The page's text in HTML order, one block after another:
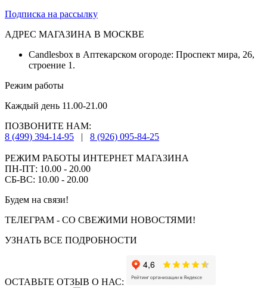
Подписка на рассылку
АДРЕС МАГАЗИНА В МОСКВЕ
Candlesbox в Аптекарском огороде: Проспект мира, 26,
строение 1.
Режим работы
Каждый день 11.00-21.00
ПОЗВОНИТЕ НАМ:
8 (499) 394-14-95
| 8 (926) 095-84-25
РЕЖИМ РАБОТЫ ИНТЕРНЕТ МАГАЗИНА
ПН-ПТ: 10.00 - 20.00
СБ-ВС: 10.00 - 20.00
Будем на связи!
ТЕЛЕГРАМ - СО СВЕЖИМИ НОВОСТЯМИ!
УЗНАТЬ ВСЕ ПОДРОБНОСТИ
ОСТАВЬТЕ ОТЗЫВ О НАС: